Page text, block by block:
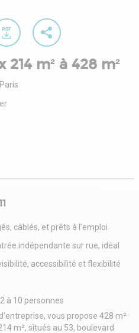
m² à 428 m²
câblés, et prêts à l’emploi
indépendante sur rue, idéal
accessibilité et flexibilité
à 10 personnes
vous propose 428 m²
m², situés au 53, boulevard